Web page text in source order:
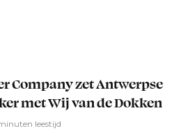
Company zet Antwerpse
met Wij van de Dokken
leestijd